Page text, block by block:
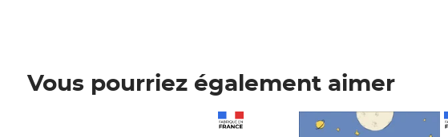
Vous pourriez également aimer
Prix 7,50€